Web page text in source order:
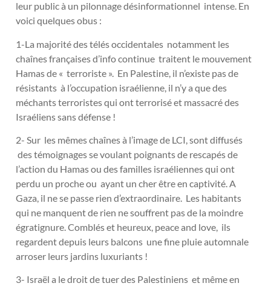
leur public à un pilonnage désinformationnel intense. En
voici quelques obus :
1-La majorité des télés occidentales notamment les
chaînes françaises d’info continue traitent le mouvement
Hamas de « terroriste ». En Palestine, il n’existe pas de
résistants à l’occupation israélienne, il n’y a que des
méchants terroristes qui ont terrorisé et massacré des
Israéliens sans défense !
2- Sur les mêmes chaînes à l’image de LCI, sont diffusés
des témoignages se voulant poignants de rescapés de
l’action du Hamas ou des familles israéliennes qui ont
perdu un proche ou ayant un cher être en captivité. A
Gaza, il ne se passe rien d’extraordinaire. Les habitants
qui ne manquent de rien ne souffrent pas de la moindre
égratignure. Comblés et heureux, peace and love, ils
regardent depuis leurs balcons une fine pluie automnale
arroser leurs jardins luxuriants !
3- Israël a le droit de tuer des Palestiniens et même en